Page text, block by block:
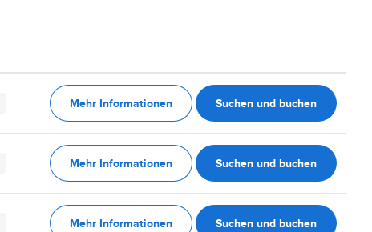
Mehr Informationen Suchen und buchen
Mehr Informationen Suchen und buchen
Mehr Informationen Suchen und buchen